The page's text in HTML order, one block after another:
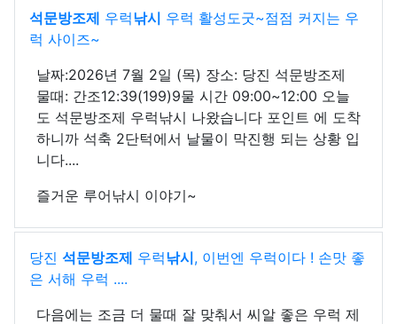
석문방조제 우럭낚시 우럭 활성도굿~점점 커지는 우
럭 사이즈~
날짜:2026년 7월 2일 (목) 장소: 당진 석문방조제
물때: 간조12:39(199)9물 시간 09:00~12:00 오늘
도 석문방조제 우럭낚시 나왔습니다 포인트 에 도착
하니까 석축 2단턱에서 날물이 막진행 되는 상황 입
니다....
즐거운 루어낚시 이야기~
당진 석문방조제 우럭낚시, 이번엔 우럭이다 ! 손맛 좋
은 서해 우럭 ....
다음에는 조금 더 물때 잘 맞춰서 씨알 좋은 우럭 제